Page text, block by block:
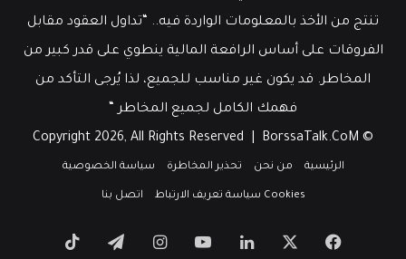
تنتج من الأخذ بالمعلومات الواردة فيه.. “تداول العقود مقابل
الفروقات على أساس الرافعة المالية ينطوي على قدر كبير من
المخاطر. قد يكون غير مناسب للجميع، لذا يُرجى التأكد من
فهمك الكامل لجميع المخاطر “
© Copyright 2026, All Rights Reserved |
BorssaTalk.CoM
الرئيسية من نحن تحذير المخاطرة سياسة الخصوصية
Cookies سياسة تعريف الارتباط اتصل بنا
فيسبوك لينكدإن ‫YouTubeانستقرامتيلقرام